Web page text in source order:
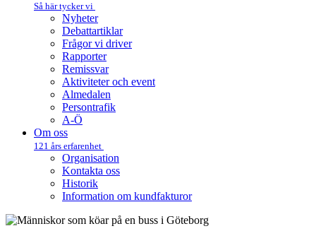
Så här tycker vi
Nyheter
Debattartiklar
Frågor vi driver
Rapporter
Remissvar
Aktiviteter och event
Almedalen
Persontrafik
A-Ö
Om oss
121 års erfarenhet
Organisation
Kontakta oss
Historik
Information om kundfakturor